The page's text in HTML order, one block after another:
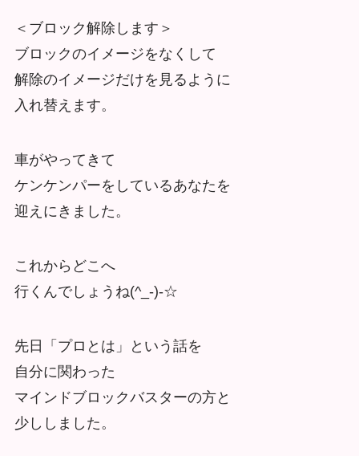
＜ブロック解除します＞
ブロックのイメージをなくして
解除のイメージだけを見るように
入れ替えます。
車がやってきて
ケンケンパーをしているあなたを
迎えにきました。
これからどこへ
行くんでしょうね(^_-)-☆
先日「プロとは」という話を
自分に関わった
マインドブロックバスターの方と
少ししました。